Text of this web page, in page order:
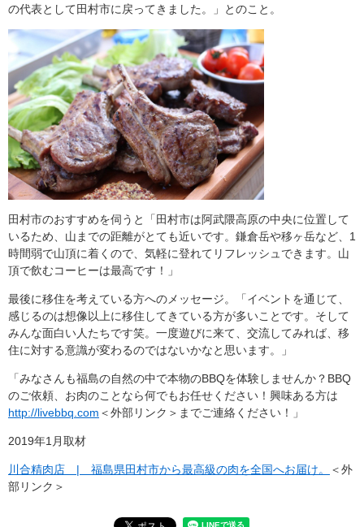
の代表として田村市に戻ってきました。」とのこと。
田村市のおすすめを伺うと「田村市は阿武隈高原の中央に位置して
いるため、山までの距離がとても近いです。鎌倉岳や移ヶ岳など、1
時間弱で山頂に着くので、気軽に登れてリフレッシュできます。山
頂で飲むコーヒーは最高です！」
最後に移住を考えている方へのメッセージ。「イベントを通じて、
感じるのは想像以上に移住してきている方が多いことです。そして
みんな面白い人たちです笑。一度遊びに来て、交流してみれば、移
住に対する意識が変わるのではないかなと思います。」
「みなさんも福島の自然の中で本物のBBQを体験しませんか？BBQ
のご依頼、お肉のことなら何でもお任せください！興味ある方は
http://livebbq.com ＜外部リンク＞ までご連絡ください！」
2019年1月取材
川合精肉店 | 福島県田村市から最高級の肉を全国へお届け。
＜外
部リンク＞